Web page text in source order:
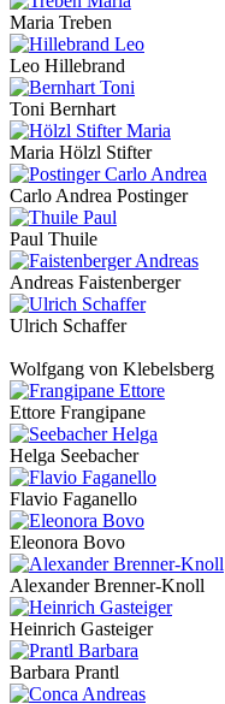
Maria Treben
Leo Hillebrand
Toni Bernhart
Maria Hölzl Stifter
Carlo Andrea Postinger
Paul Thuile
Andreas Faistenberger
Ulrich Schaffer
Wolfgang von Klebelsberg
Ettore Frangipane
Helga Seebacher
Flavio Faganello
Eleonora Bovo
Alexander Brenner-Knoll
Heinrich Gasteiger
Barbara Prantl